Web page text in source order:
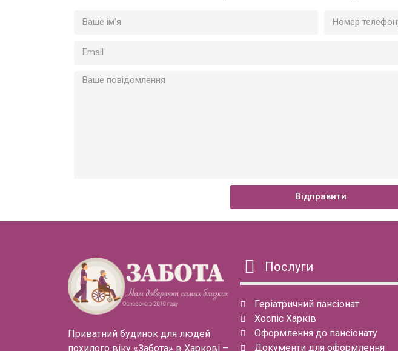
Відправити
Приватний будинок для людей
похилого віку «Забота» в Харкові –
Послуги
Геріатричний пансіонат
Хоспіс Харків
Оформлення до пансіонату
Документи для оформлення